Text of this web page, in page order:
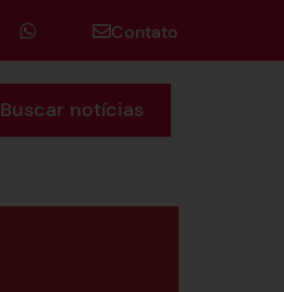
Contato
Buscar notícias